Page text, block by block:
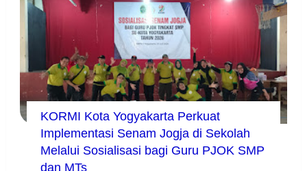
KORMI Kota Yogyakarta Perkuat
Implementasi Senam Jogja di Sekolah
Melalui Sosialisasi bagi Guru PJOK SMP
dan MTs